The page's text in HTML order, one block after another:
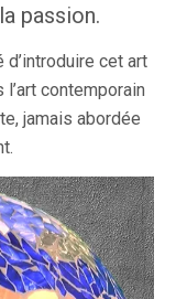
passion.
cet art
contemporain
jamais abordée